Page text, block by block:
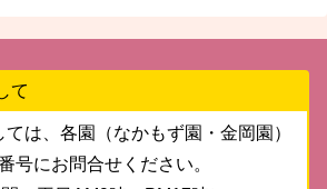
て
は、各園（なかもず園・金岡園）
号にお問合せください。